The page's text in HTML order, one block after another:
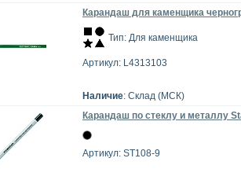
Карандаш для каменщика
Тип: Для каменщика
Артикул: L4313103
Наличие: Склад (МСК)
Карандаш по стеклу и металлу
Артикул: ST108-9